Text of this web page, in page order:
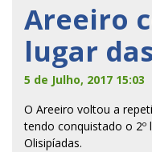
Areeiro
lugar
5 de Julho, 2017 15:03
O Areeiro voltou a
tendo conquistado o 2º
Olisipíadas.